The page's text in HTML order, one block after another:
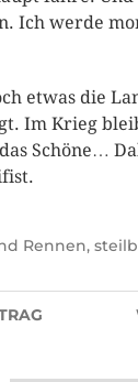
Ich werde
etwas die
Im Krieg
Schöne…
Rennen,